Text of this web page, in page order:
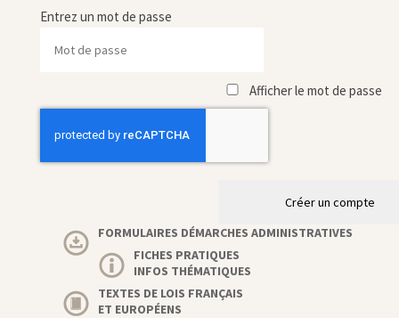
Entrez un mot de passe
Afficher le mot de passe
Créer un compte
FORMULAIRES DÉMARCHES ADMINISTRATIVES
FICHES PRATIQUES
INFOS THÉMATIQUES
TEXTES DE LOIS FRANÇAIS
ET EUROPÉENS